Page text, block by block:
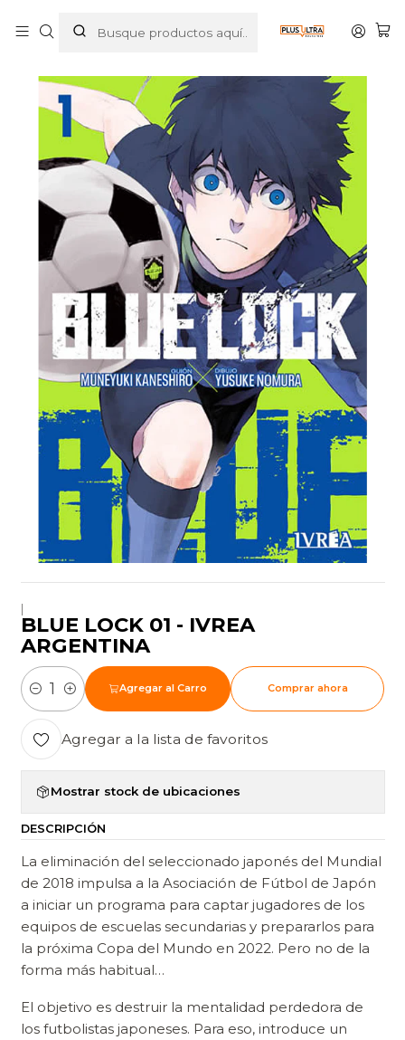
BLUE LOCK 01 - IVREA ARGENTINA
|
BLUE LOCK 01 - IVREA
ARGENTINA
Cantidad
Agregar al Carro Comprar ahora
Agregar a la lista de favoritos
Mostrar stock de ubicaciones
DESCRIPCIÓN
La eliminación del seleccionado japonés del Mundial
de 2018 impulsa a la Asociación de Fútbol de Japón
a iniciar un programa para captar jugadores de los
equipos de escuelas secundarias y prepararlos para
la próxima Copa del Mundo en 2022. Pero no de la
forma más habitual…
El objetivo es destruir la mentalidad perdedora de
los futbolistas japoneses. Para eso, introduce un